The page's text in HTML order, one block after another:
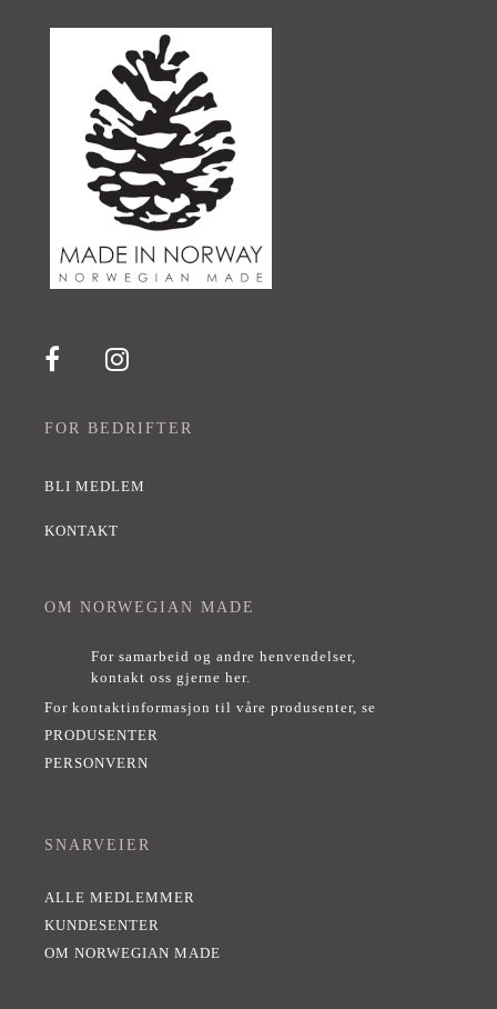
FOR BEDRIFTER
BLI MEDLEM
KONTAKT
OM NORWEGIAN MADE
For samarbeid og andre henvendelser,
kontakt oss gjerne her.
For kontaktinformasjon til våre produsenter, se
PRODUSENTER
PERSONVERN
SNARVEIER
ALLE MEDLEMMER
KUNDESENTER
OM NORWEGIAN MADE